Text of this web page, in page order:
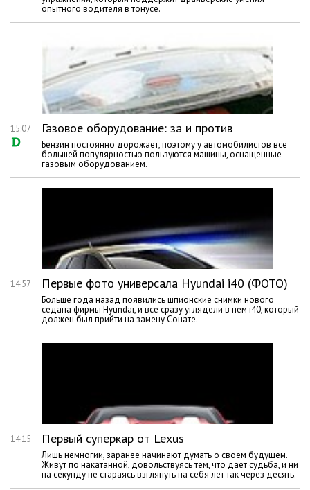
опытного водителя в тонусе.
15:07 Газовое оборудование: за и против
Бензин постоянно дорожает, поэтому у автомобилистов все
большей популярностью пользуются машины, оснащенные
газовым оборудованием.
14:57 Первые фото универсала Hyundai i40 (ФОТО)
Больше года назад появились шпионские снимки нового
седана фирмы Hyundai, и все сразу углядели в нем i40, который
должен был прийти на замену Сонате.
14:15 Первый суперкар от Lexus
Лишь немногии, заранее начинают думать о своем будущем.
Живут по накатанной, довольствуясь тем, что дает судьба, и ни
на секунду не стараясь взглянуть на себя лет так через десять.